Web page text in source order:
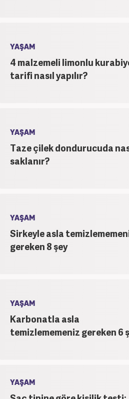
YAŞAM
4 malzemeli limonlu
tarifi nasıl yapılır?
YAŞAM
Taze çilek dondurucuda
saklanır?
YAŞAM
Sirkeyle asla
gereken 8 şey
YAŞAM
Karbonatla asla
temizlememeniz gereken 6
YAŞAM